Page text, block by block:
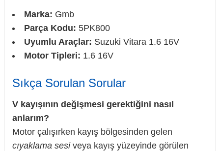
Marka: Gmb
Parça Kodu: 5PK800
Uyumlu Araçlar: Suzuki Vitara 1.6 16V
Motor Tipleri: 1.6 16V
Sıkça Sorulan Sorular
V kayışının değişmesi gerektiğini nasıl
anlarım?
Motor çalışırken kayış bölgesinden gelen
cıyaklama sesiveya kayış yüzeyinde görülen